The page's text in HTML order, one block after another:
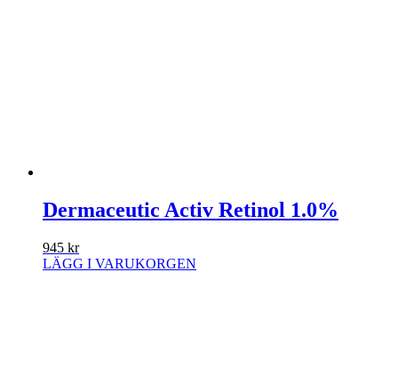
Dermaceutic Activ Retinol 1.0%
945 kr
LÄGG I VARUKORGEN